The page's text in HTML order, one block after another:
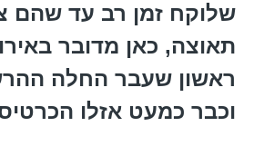
שלוקח זמן רב עד שהם
תאוצה, כאן מדובר
ראשון שעבר החלה
וכבר כמעט אזלו